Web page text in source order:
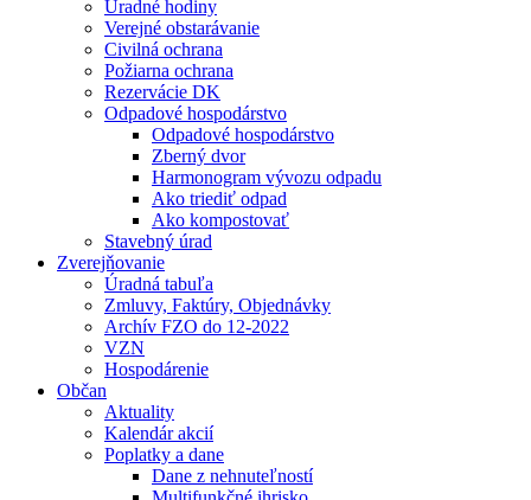
Úradné hodiny
Verejné obstarávanie
Civilná ochrana
Požiarna ochrana
Rezervácie DK
Odpadové hospodárstvo
Odpadové hospodárstvo
Zberný dvor
Harmonogram vývozu odpadu
Ako triediť odpad
Ako kompostovať
Stavebný úrad
Zverejňovanie
Úradná tabuľa
Zmluvy, Faktúry, Objednávky
Archív FZO do 12-2022
VZN
Hospodárenie
Občan
Aktuality
Kalendár akcií
Poplatky a dane
Dane z nehnuteľností